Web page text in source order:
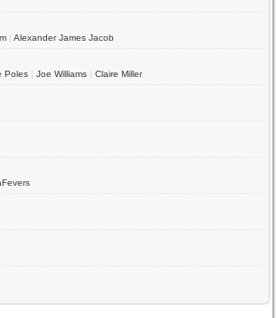
|Alexander James Jacob
Poles |Joe Williams |Claire Miller